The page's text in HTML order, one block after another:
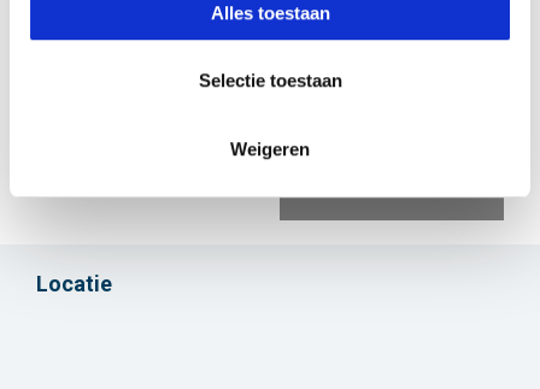
Alles toestaan
Selectie toestaan
Weigeren
Locatie